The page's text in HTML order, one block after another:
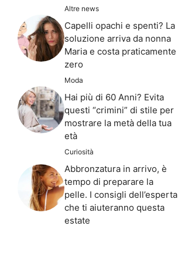
Altre news
Capelli opachi e spenti? La
soluzione arriva da nonna
Maria e costa praticamente
zero
Moda
Hai più di 60 Anni? Evita
questi “crimini” di stile per
mostrare la metà della tua
età
Curiosità
Abbronzatura in arrivo, è
tempo di preparare la
pelle. I consigli dell’esperta
che ti aiuteranno questa
estate